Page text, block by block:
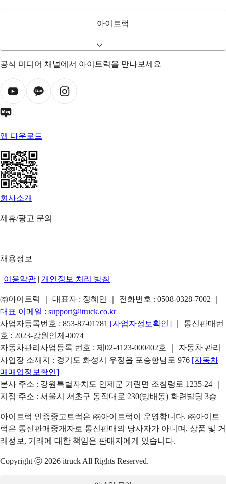
아이트럭
공식 미디어 채널에서 아이트럭을 만나보세요
앱 다운로드
회사소개 |
제휴/광고 문의
|
채용정보
| 이용약관 | 개인정보 처리 방침
㈜아이트럭 ｜ 대표자 : 정혜인 ｜ 전화번호 : 0508-0328-7002
대표 이메일 : support@itruck.co.kr
사업자등록번호 : 853-87-01781 [사업자정보확인]
｜ 통신판매번
호 : 2023-강원인제-0074
자동차관리사업등록 번호 : 제02-4123-000402호 ｜ 자동차 관리
사업장 소재지 : 경기도 화성시 우정읍 포승항남로 976 [자동차
매매업정보확인]
본사 주소 : 강원특별자치도 인제군 기린면 조침령로 1235-24 ｜
지점 주소 : 서울시 서초구 동작대로 230(방배동) 화련빌딩 3층
아이트럭 인증중고트럭은 ㈜아이트럭이 운영합니다. ㈜아이트
럭은 통신판매중개자로 통신판매의 당사자가 아니며, 상품 및 거
래정보, 거래에 대한 책임은 판매자에게 있습니다.
Copyright ⓒ 2026 itruck All Rights Reserved.